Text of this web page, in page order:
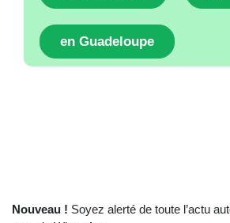
en Guadeloupe
Nouveau ! Soyez alerté de toute l’actu